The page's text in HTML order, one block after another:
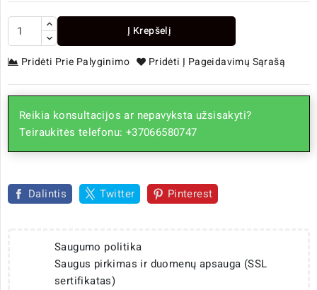
Į Krepšelį
Pridėti Prie Palyginimo Pridėti Į Pageidavimų Sąrašą
Reikia konsultacijos ar nepavyksta užsisakyti?
Teiraukitės telefonu: +37066580747
Dalintis Twitter Pinterest
Saugumo politika
Saugus pirkimas ir duomenų apsauga (SSL
sertifikatas)